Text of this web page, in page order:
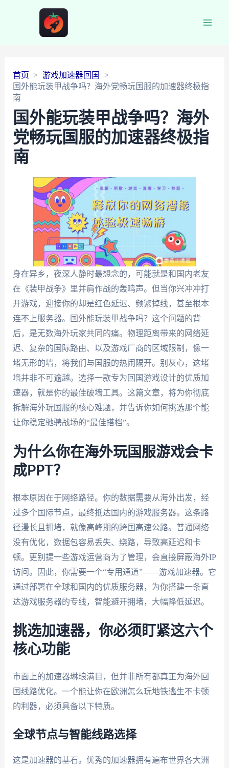
首页
游戏加速器回国
国外能玩装甲战争吗？海外党畅玩国服的加速器终极指
南
国外能玩装甲战争吗？海外
党畅玩国服的加速器终极指
南
身在异乡，夜深人静时最想念的，可能就是和国内老友
在《装甲战争》里并肩作战的轰鸣声。但当你兴冲冲打
开游戏，迎接你的却是红色延迟、频繁掉线，甚至根本
连不上服务器。国外能玩装甲战争吗？这个问题的背
后，是无数海外玩家共同的痛。物理距离带来的网络延
迟、复杂的国际路由、以及游戏厂商的区域限制，像一
堵无形的墙，将我们与国服的热闹隔开。别灰心，这堵
墙并非不可逾越。选择一款专为回国游戏设计的优质加
速器，就是你的最佳破墙工具。这篇文章，将为你彻底
拆解海外玩国服的核心难题，并告诉你如何挑选那个能
让你稳定驰骋战场的“最佳搭档”。
为什么你在海外玩国服游戏会卡
成PPT？
根本原因在于网络路径。你的数据需要从海外出发，经
过多个国际节点，最终抵达国内的游戏服务器。这条路
径漫长且拥堵，就像高峰期的跨国高速公路。普通网络
没有优化，数据包容易丢失、绕路，导致高延迟和卡
顿。更别提一些游戏运营商为了管理，会直接屏蔽海外IP
访问。因此，你需要一个“专用通道”——游戏加速器。它
通过部署在全球和国内的优质服务器，为你搭建一条直
达游戏服务器的专线，智能避开拥堵，大幅降低延迟。
挑选加速器，你必须盯紧这六个
核心功能
市面上的加速器琳琅满目，但并非所有都真正为海外回
国线路优化。一个能让你在欧洲怎么玩地铁逃生不卡顿
的利器，必须具备以下特质。
全球节点与智能线路选择
这是加速器的基石。优秀的加速器拥有遍布世界各大洲